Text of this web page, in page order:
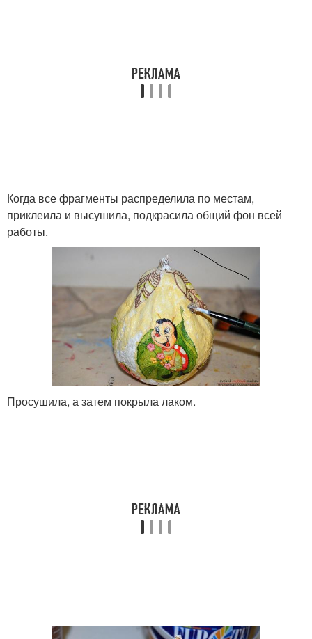
Когда все фрагменты распределила по местам,
приклеила и высушила, подкрасила общий фон всей
работы.
Просушила, а затем покрыла лаком.